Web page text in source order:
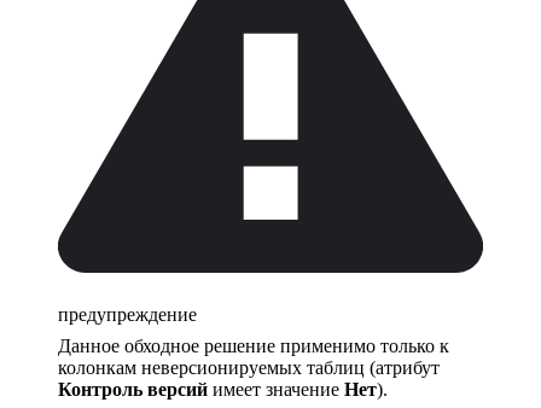
предупреждение
Данное обходное решение применимо только к
колонкам неверсионируемых таблиц (атрибут
Контроль версий имеет значение Нет).